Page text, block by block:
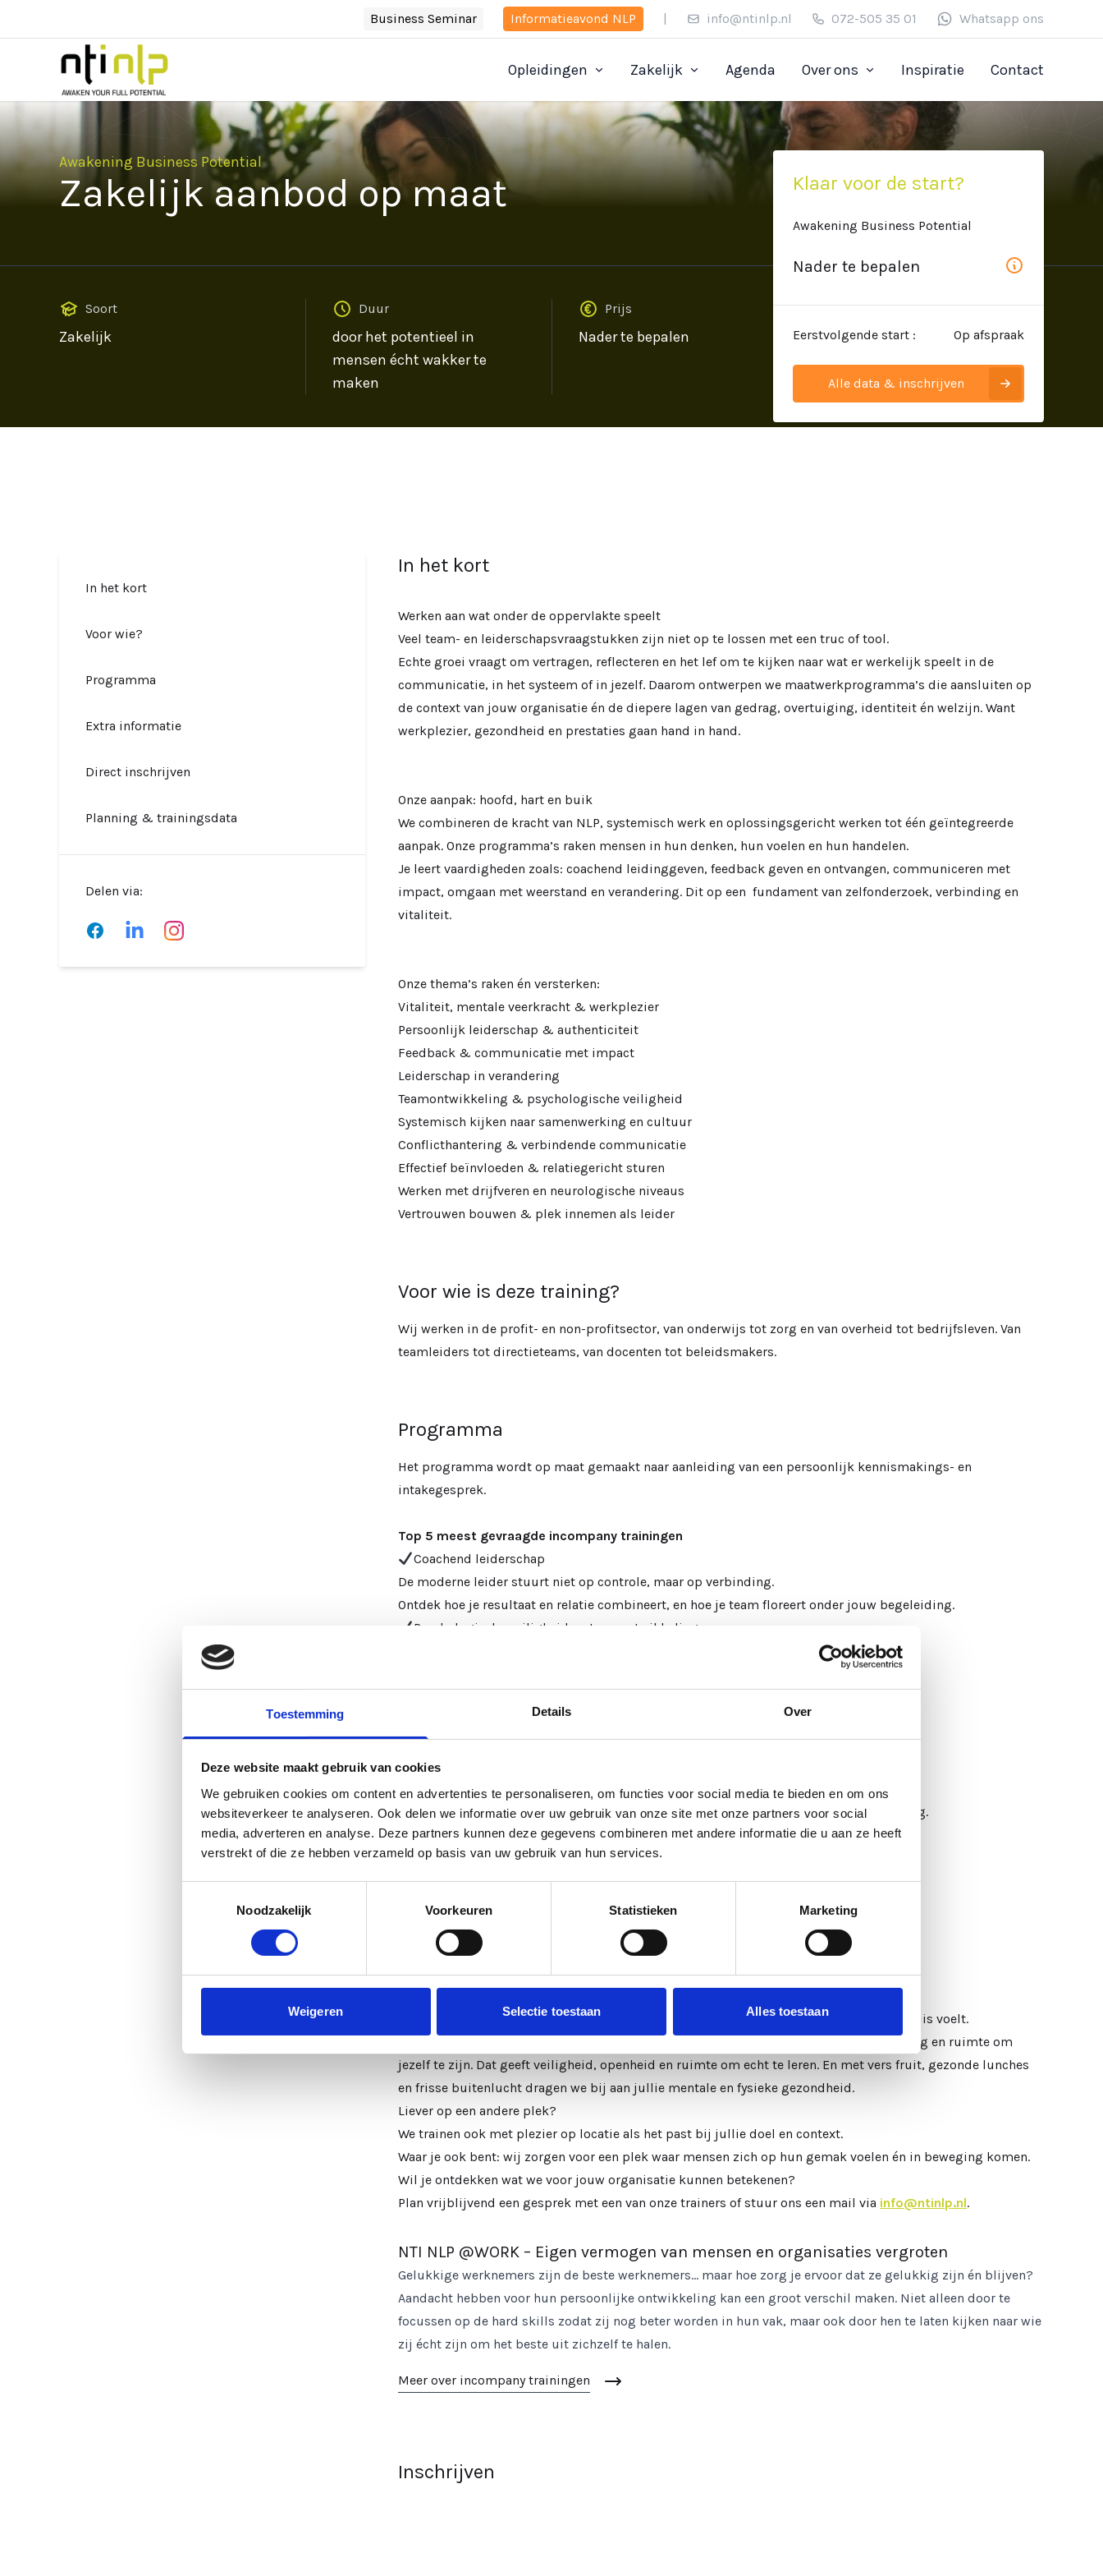
Toestemming Details Over
Deze website maakt gebruik van cookies
We gebruiken cookies om content en advertenties te personaliseren, om functies voor social media te bieden en om ons
websiteverkeer te analyseren. Ook delen we informatie over uw gebruik van onze site met onze partners voor social
media, adverteren en analyse. Deze partners kunnen deze gegevens combineren met andere informatie die u aan ze heeft
verstrekt of die ze hebben verzameld op basis van uw gebruik van hun services.
Noodzakelijk
Voorkeuren Statistieken Marketing
Weigeren Selectie toestaan Alles toestaan
Business Seminar Informatieavond NLP | info@ntinlp.nl 072-505 35 01 Whatsapp ons
Opleidingen Zakelijk Agenda Over ons Inspiratie Contact
Awakening Business Potential
Zakelijk aanbod op maat Klaar voor de start?
Awakening Business Potential
Nader te bepalen
Eerstvolgende start : Op afspraak
Alle data & inschrijven
Soort
Zakelijk
Duur
door het potentieel in
mensen écht wakker te
maken
Prijs
Nader te bepalen
In het kort
Voor wie?
Programma
Extra informatie
Direct inschrijven
Planning & trainingsdata
Delen via:
FacebookLinkedInInstagram
In het kort
Werken aan wat onder de oppervlakte speelt
Veel team- en leiderschapsvraagstukken zijn niet op te lossen met een truc of tool.
Echte groei vraagt om vertragen, reflecteren en het lef om te kijken naar wat er werkelijk speelt in de
communicatie, in het systeem of in jezelf. Daarom ontwerpen we maatwerkprogramma’s die aansluiten op
de context van jouw organisatie én de diepere lagen van gedrag, overtuiging, identiteit én welzijn. Want
werkplezier, gezondheid en prestaties gaan hand in hand.
Onze aanpak: hoofd, hart en buik
We combineren de kracht van NLP, systemisch werk en oplossingsgericht werken tot één geïntegreerde
aanpak. Onze programma’s raken mensen in hun denken, hun voelen en hun handelen.
Je leert vaardigheden zoals: coachend leidinggeven, feedback geven en ontvangen, communiceren met
impact, omgaan met weerstand en verandering. Dit op een fundament van zelfonderzoek, verbinding en
vitaliteit.
Onze thema’s raken én versterken:
Vitaliteit, mentale veerkracht & werkplezier
Persoonlijk leiderschap & authenticiteit
Feedback & communicatie met impact
Leiderschap in verandering
Teamontwikkeling & psychologische veiligheid
Systemisch kijken naar samenwerking en cultuur
Conflicthantering & verbindende communicatie
Effectief beïnvloeden & relatiegericht sturen
Werken met drijfveren en neurologische niveaus
Vertrouwen bouwen & plek innemen als leider
Voor wie is deze training?
Wij werken in de profit- en non-profitsector, van onderwijs tot zorg en van overheid tot bedrijfsleven. Van
teamleiders tot directieteams, van docenten tot beleidsmakers.
Programma
Het programma wordt op maat gemaakt naar aanleiding van een persoonlijk kennismakings- en
intakegesprek.
Top 5 meest gevraagde incompany trainingen
Coachend leiderschap
De moderne leider stuurt niet op controle, maar op verbinding.
Ontdek hoe je resultaat en relatie combineert, en hoe je team floreert onder jouw begeleiding.
Psychologische veiligheid en teamontwikkeling
Werk aan vertrouwen, communicatie en gezamenlijke verantwoordelijkheid.
Geen kunstje, maar echte dialoog.
Leer feedback geven én ontvangen op een manier die verbindt, versterkt en veilig voelt.
Omgaan met weerstand en verandering
Verandering roept emotie op.
Leer hoe je weerstand kunt lezen, benutten en ombuigen tot betrokkenheid en beweging.
Persoonlijk leiderschap en drijfveren
Stilstaan bij wie je bent, wat je drijft en hoe je met energie en balans kunt bijdragen.
Extra informatie
Waarom trainen buiten de dagelijkse werkomgeving?
Groei vraagt om rust, aandacht en afstand van de dagelijkse hectiek.
Onze locatie in Limmen biedt precies dat: natuur, stilte en een sfeer waarin je je snel thuis voelt.
Deelnemers noemen het een tweede thuis dankzij de warme ontvangst, informele setting en ruimte om
jezelf te zijn. Dat geeft veiligheid, openheid en ruimte om echt te leren. En met vers fruit, gezonde lunches
en frisse buitenlucht dragen we bij aan jullie mentale en fysieke gezondheid.
Liever op een andere plek?
We trainen ook met plezier op locatie als het past bij jullie doel en context.
Waar je ook bent: wij zorgen voor een plek waar mensen zich op hun gemak voelen én in beweging komen.
Wil je ontdekken wat we voor jouw organisatie kunnen betekenen?
Plan vrijblijvend een gesprek met een van onze trainers of stuur ons een mail via info@ntinlp.nl.
NTI NLP @WORK – Eigen vermogen van mensen en organisaties vergroten
Gelukkige werknemers zijn de beste werknemers… maar hoe zorg je ervoor dat ze gelukkig zijn én blijven?
Aandacht hebben voor hun persoonlijke ontwikkeling kan een groot verschil maken. Niet alleen door te
focussen op de hard skills zodat zij nog beter worden in hun vak, maar ook door hen te laten kijken naar wie
zij écht zijn om het beste uit zichzelf te halen.
Meer over incompany trainingen
Inschrijven